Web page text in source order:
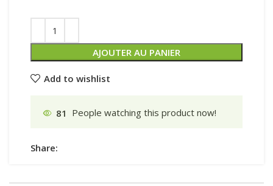
AJOUTER AU PANIER
Add to wishlist
81 People watching this product now!
Share: